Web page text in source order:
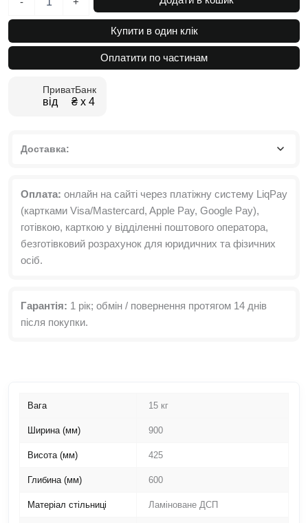
журнальний
B-
PRINT
кількість
Купити в один клік
Оплатити по частинам
ПриватБанк
від ₴ х 4
Доставка:
Оплата: онлайн на сайті через платіжну систему LiqPay
(картками Visa/Mastercard, Apple Pay, Google Pay),
готівкою, карткою у відділенні поштового оператора,
безготівковий розрахунок для юридичних та фізичних
осіб.
Гарантія: 1 рік; обмін / повернення протягом 14 днів
після покупки.
Вага 15 кг
Ширина (мм) 900
Висота (мм) 425
Глибина (мм) 600
Матеріал стільниці Ламіноване ДСП